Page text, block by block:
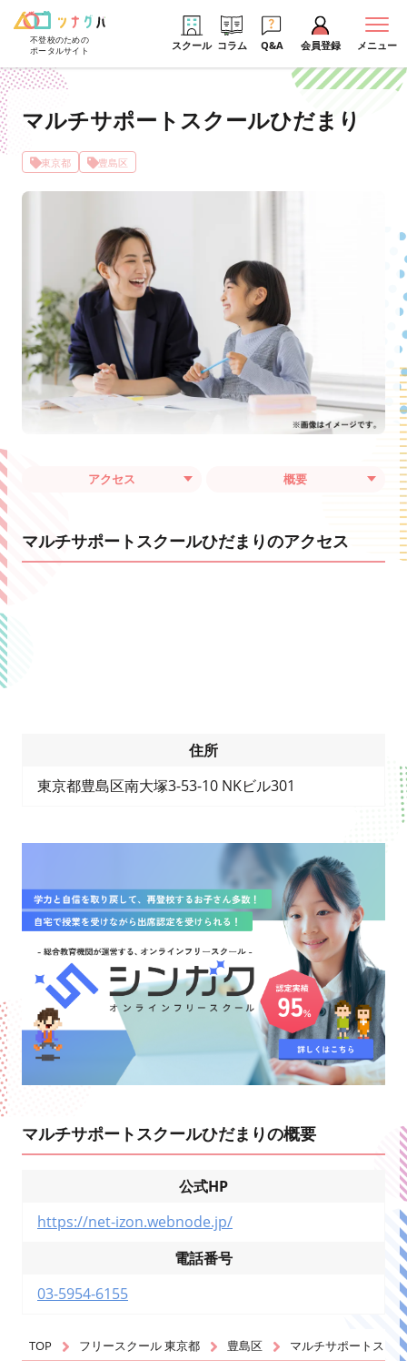
不登校のための
ポータルサイト
スクール コラム Q&A 会員登録 メニュー
マルチサポートスクールひだまり
東京都 豊島区
アクセス 概要
マルチサポートスクールひだまりのアクセス
住所
東京都豊島区南大塚3-53-10 NKビル301
マルチサポートスクールひだまりの概要
公式HP
https://net-izon.webnode.jp/
電話番号
03-5954-6155
TOP フリースクール 東京都 豊島区 マルチサポートスク